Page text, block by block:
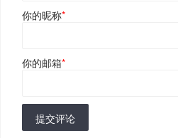
你的昵称*
你的邮箱*
提交评论